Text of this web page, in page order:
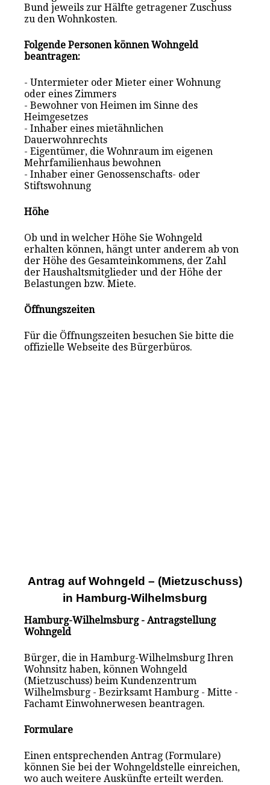
Bund jeweils zur Hälfte getragener Zuschuss
zu den Wohnkosten.
Folgende Personen können Wohngeld
beantragen:
- Untermieter oder Mieter einer Wohnung
oder eines Zimmers
- Bewohner von Heimen im Sinne des
Heimgesetzes
- Inhaber eines mietähnlichen
Dauerwohnrechts
- Eigentümer, die Wohnraum im eigenen
Mehrfamilienhaus bewohnen
- Inhaber einer Genossenschafts- oder
Stiftswohnung
Höhe
Ob und in welcher Höhe Sie Wohngeld
erhalten können, hängt unter anderem ab von
der Höhe des Gesamteinkommens, der Zahl
der Haushaltsmitglieder und der Höhe der
Belastungen bzw. Miete.
Öffnungszeiten
Für die Öffnungszeiten besuchen Sie bitte die
offizielle Webseite des Bürgerbüros.
Antrag auf Wohngeld – (Mietzuschuss)
in Hamburg-Wilhelmsburg
Hamburg-Wilhelmsburg - Antragstellung
Wohngeld
Bürger, die in Hamburg-Wilhelmsburg Ihren
Wohnsitz haben, können Wohngeld
(Mietzuschuss) beim Kundenzentrum
Wilhelmsburg - Bezirksamt Hamburg - Mitte -
Fachamt Einwohnerwesen beantragen.
Formulare
Einen entsprechenden Antrag (Formulare)
können Sie bei der Wohngeldstelle einreichen,
wo auch weitere Auskünfte erteilt werden.